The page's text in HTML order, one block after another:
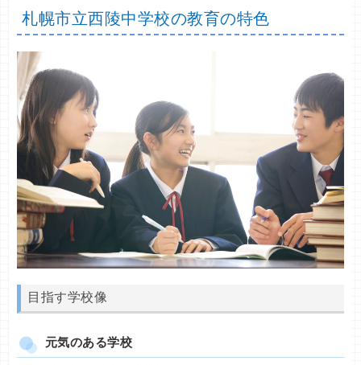
札幌市立西陵中学校の教育の特色
目指す学校像
元気のある学校